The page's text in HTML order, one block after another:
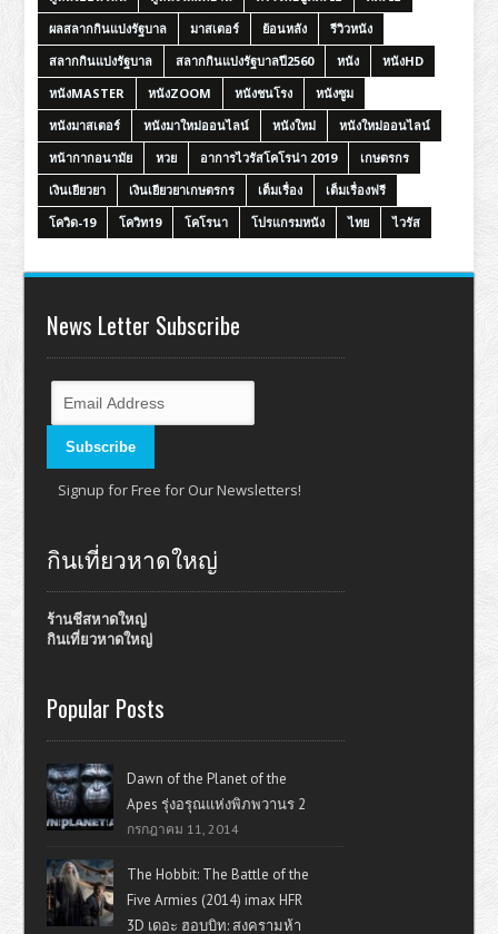
ผลสลากกินแบ่งรัฐบาล
มาสเตอร์ ย้อนหลัง
รีวิวหนัง
สลากกินแบ่งรัฐบาล
สลากกินแบ่งรัฐบาลปี2560 หนัง
หนังHD
หนังMASTER
หนังZOOM หนังชนโรง
หนังซูม
หนังมาสเตอร์
หนังมาใหม่ออนไลน์ หนังใหม่
หนังใหม่ออนไลน์
หน้ากากอนามัย
หวย อาการไวรัสโคโรน่า 2019
เกษตรกร
เงินเยียวยา
เงินเยียวยาเกษตรกร เต็มเรื่อง
เต็มเรื่องฟรี
โควิด-19
โควิท19 โคโรนา โปรแกรมหนัง ไทย ไวรัส
News Letter Subscribe
Signup for Free for Our Newsletters!
กินเที่ยวหาดใหญ่
ร้านชีสหาดใหญ่
กินเที่ยวหาดใหญ่
Popular Posts
Dawn of the Planet of the
Apes รุ่งอรุณแห่งพิภพวานร 2
กรกฎาคม 11, 2014
The Hobbit: The Battle of the
Five Armies (2014) imax HFR
3D เดอะ ฮอบบิท: สงครามห้า